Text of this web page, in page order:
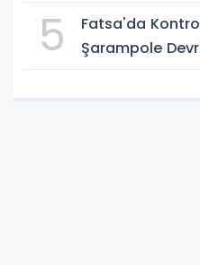
5
Fatsa'da
Şarampole